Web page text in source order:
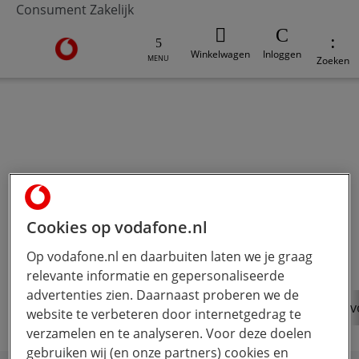
Consument Zakelijk
Ga naar de Vodafone homepage
MENU Winkelwagen Inloggen Zoeken
Alle prijzen en kleine lettertjes van
onze abonnementen , prepaid en
andere diensten bij elkaar.
Support Abonnement-en-rekening Tarieven-en-
Cookies op vodafone.nl
Op vodafone.nl en daarbuiten laten we je graag
relevante informatie en gepersonaliseerde
advertenties zien. Daarnaast proberen we de
website te verbeteren door internetgedrag te
verzamelen en te analyseren. Voor deze doelen
gebruiken wij (en onze partners) cookies en